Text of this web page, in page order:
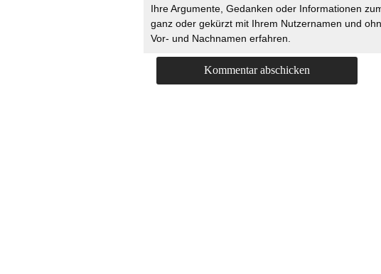
Ihre Argumente, Gedanken oder Informationen
ganz oder gekürzt mit Ihrem Nutzernamen und
Vor- und Nachnamen erfahren.